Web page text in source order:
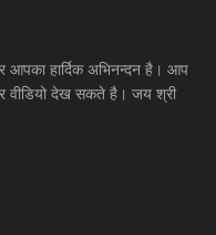
आपका हार्दिक अभिनन्दन है। आप
वीडियो देख सकते है। जय श्री